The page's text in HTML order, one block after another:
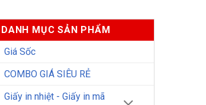
DANH MỤC SẢN PHẨM
Giá Sốc
COMBO GIÁ SIÊU RẺ
Giấy in nhiệt - Giấy in mã